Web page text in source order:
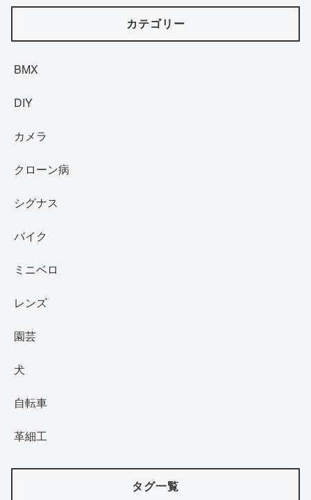
カテゴリー
BMX
DIY
カメラ
クローン病
シグナス
バイク
ミニベロ
レンズ
園芸
犬
自転車
革細工
タグ一覧